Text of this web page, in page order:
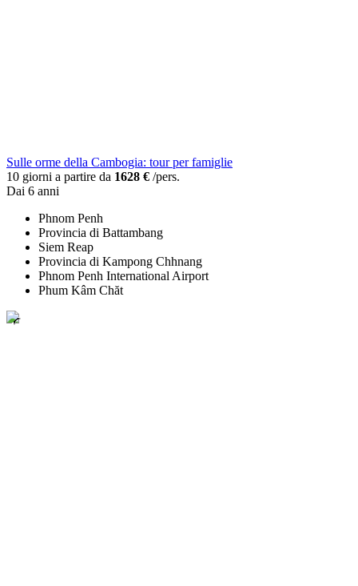
Sulle orme della Cambogia: tour per famiglie
10 giorni a partire da 1628 € /pers.
Dai 6 anni
Phnom Penh
Provincia di Battambang
Siem Reap
Provincia di Kampong Chhnang
Phnom Penh International Airport
Phum Kâm Chăt